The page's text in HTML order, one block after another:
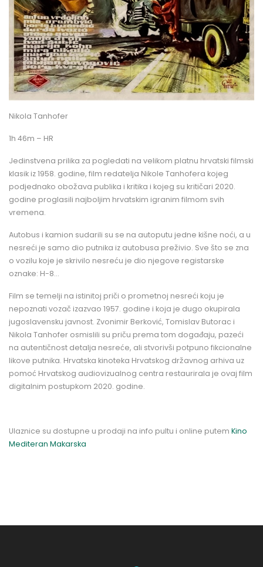
Nikola Tanhofer
1h 46m – HR
Jedinstvena prilika za pogledati na velikom platnu hrvatski filmski
klasik iz 1958. godine, film redatelja Nikole Tanhofera kojeg
podjednako obožava publika i kritika i kojeg su kritičari 2020.
godine proglasili najboljim hrvatskim igranim filmom svih
vremena.
Autobus i kamion sudarili su se na autoputu jedne kišne noći, a u
nesreći je samo dio putnika iz autobusa preživio. Sve što se zna
o vozilu koje je skrivilo nesreću je dio njegove registarske
oznake: H-8…
Film se temelji na istinitoj priči o prometnoj nesreći koju je
nepoznati vozač izazvao 1957. godine i koja je dugo okupirala
jugoslavensku javnost. Zvonimir Berković, Tomislav Butorac i
Nikola Tanhofer osmislili su priču prema tom događaju, pazeći
na autentičnost detalja nesreće, ali stvorivši potpuno fikcionalne
likove putnika. Hrvatska kinoteka Hrvatskog državnog arhiva uz
pomoć Hrvatskog audiovizualnog centra restaurirala je ovaj film
digitalnim postupkom 2020. godine.
Ulaznice su dostupne u prodaji na info pultu i online putem Kino
Mediteran Makarska